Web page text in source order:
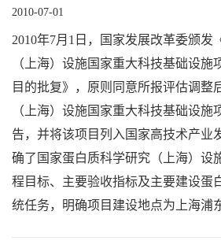
2010-07-01
2010年7月1日，国家发展改革委颁发
（上海）设施国家重大科技基础设施
目的批复》，原则同意所报评估调整
（上海）设施国家重大科技基础设施
告，并将该项目列入国家高技术产业
确了国家蛋白质科学研究（上海）设
程目标、主要验收指标及主要建设蛋
统任务，明确项目建设地点为上海浦